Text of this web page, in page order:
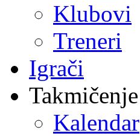
Klubovi
Treneri
Igrači
Takmičenje
Kalendar